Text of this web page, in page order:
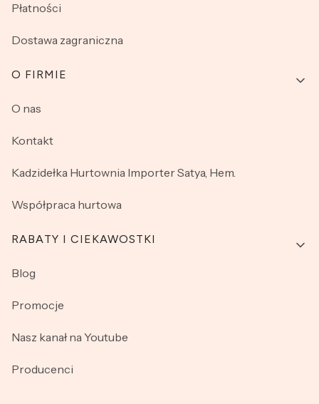
Płatności
Dostawa zagraniczna
O FIRMIE
O nas
Kontakt
Kadzidełka Hurtownia Importer Satya, Hem.
Współpraca hurtowa
RABATY I CIEKAWOSTKI
Blog
Promocje
Nasz kanał na Youtube
Producenci